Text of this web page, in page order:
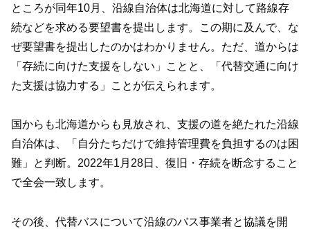
ところが同年10月、沿線自治体は北海道に対して路線存
続などを求める要望書を提出します。この期に及んで、な
ぜ要望書を提出したのかはわかりません。ただ、道からは
「存続に向けた支援をしない」ことと、「代替交通に向け
た支援は協力する」ことが伝えられます。
国からも北海道からも見放され、支援の道を絶たれた沿線
自治体は、「自分たちだけで維持管理費を負担するのは困
難」と判断。2022年1月28日、復旧・存続を断念すること
で全会一致します。
その後、代替バスについて沿線のバス事業者と協議を開